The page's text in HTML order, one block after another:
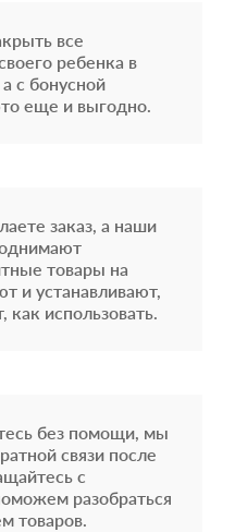
все
ребенка в
с бонусной
еще и выгодно.
заказ, а наши
товары на
и устанавливают,
как использовать.
без помощи, мы
связи после
с
разобраться
товаров.